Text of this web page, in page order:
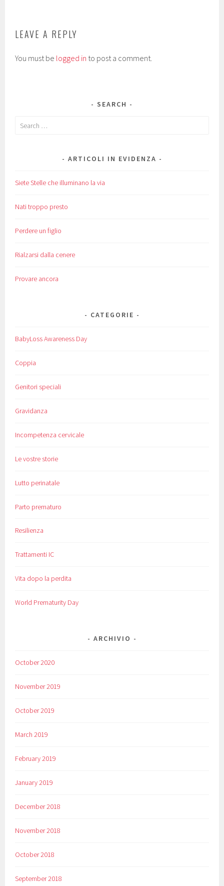
LEAVE A REPLY
You must be logged in to post a comment.
SEARCH
Search
ARTICOLI IN EVIDENZA
Siete Stelle che illuminano la via
Nati troppo presto
Perdere un figlio
Rialzarsi dalla cenere
Provare ancora
CATEGORIE
BabyLoss Awareness Day
Coppia
Genitori speciali
Gravidanza
Incompetenza cervicale
Le vostre storie
Lutto perinatale
Parto prematuro
Resilienza
Trattamenti IC
Vita dopo la perdita
World Prematurity Day
ARCHIVIO
October 2020
November 2019
October 2019
March 2019
February 2019
January 2019
December 2018
November 2018
October 2018
September 2018